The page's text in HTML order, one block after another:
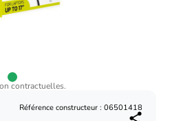
contractuelles.
Référence constructeur : 06501418